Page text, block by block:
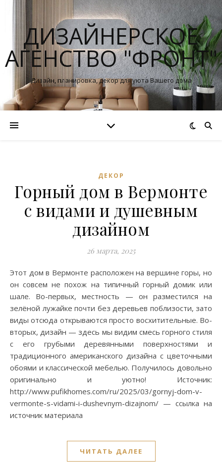
ДИЗАЙНЕРСКОЕ
АГЕНСТВО "ФРОНТ"
Дизайн, планировка, декор для уюта Вашего дома
ДЕКОР
Горный дом в Вермонте
с видами и душевным
дизайном
26 марта, 2025
Этот дом в Вермонте расположен на вершине горы, но
он совсем не похож на типичный горный домик или
шале. Во-первых, местность — он разместился на
зелёной лужайке почти без деревьев поблизости, зато
виды отсюда открываются просто восхитительные. Во-
вторых, дизайн — здесь мы видим смесь горного стиля
с его грубыми деревянными поверхностями и
традиционного американского дизайна с цветочными
обоями и классической мебелью. Получилось довольно
оригинально и уютно! Источник:
http://www.pufikhomes.com/ru/2025/03/gornyj-dom-v-
vermonte-s-vidami-i-dushevnym-dizajnom/ — ссылка на
источник материала
ЧИТАТЬ ДАЛЕЕ